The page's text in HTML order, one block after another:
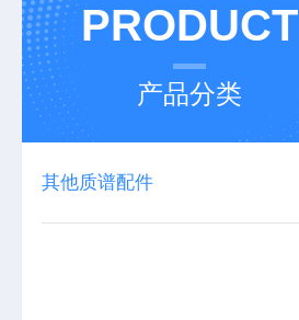
PRODUCT
产品分类
其他质谱配件